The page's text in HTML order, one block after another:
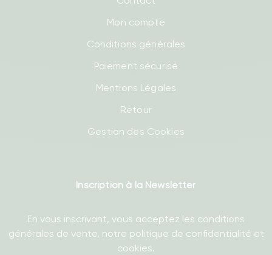
Mon compte
Conditions générales
Paiement sécurisé
Mentions Légales
Retour
Gestion des Cookies
Inscription à la Newsletter
En vous inscrivant, vous acceptez les conditions
générales de vente, notre politique de confidentialité et
cookies.